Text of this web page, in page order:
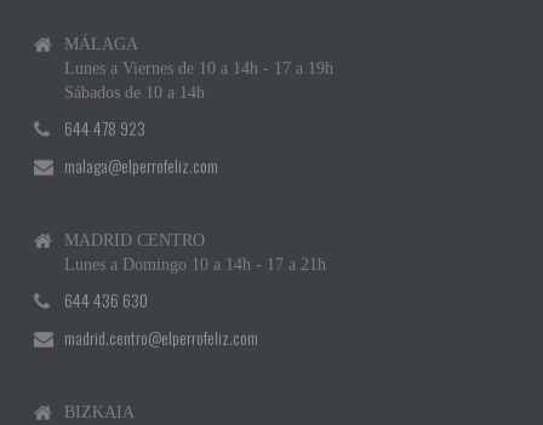
MÁLAGA
Lunes a Viernes de 10 a 14h - 17 a 19h
Sábados de 10 a 14h
644 478 923
malaga@elperrofeliz.com
MADRID CENTRO
Lunes a Domingo 10 a 14h - 17 a 21h
644 436 630
madrid.centro@elperrofeliz.com
BIZKAIA